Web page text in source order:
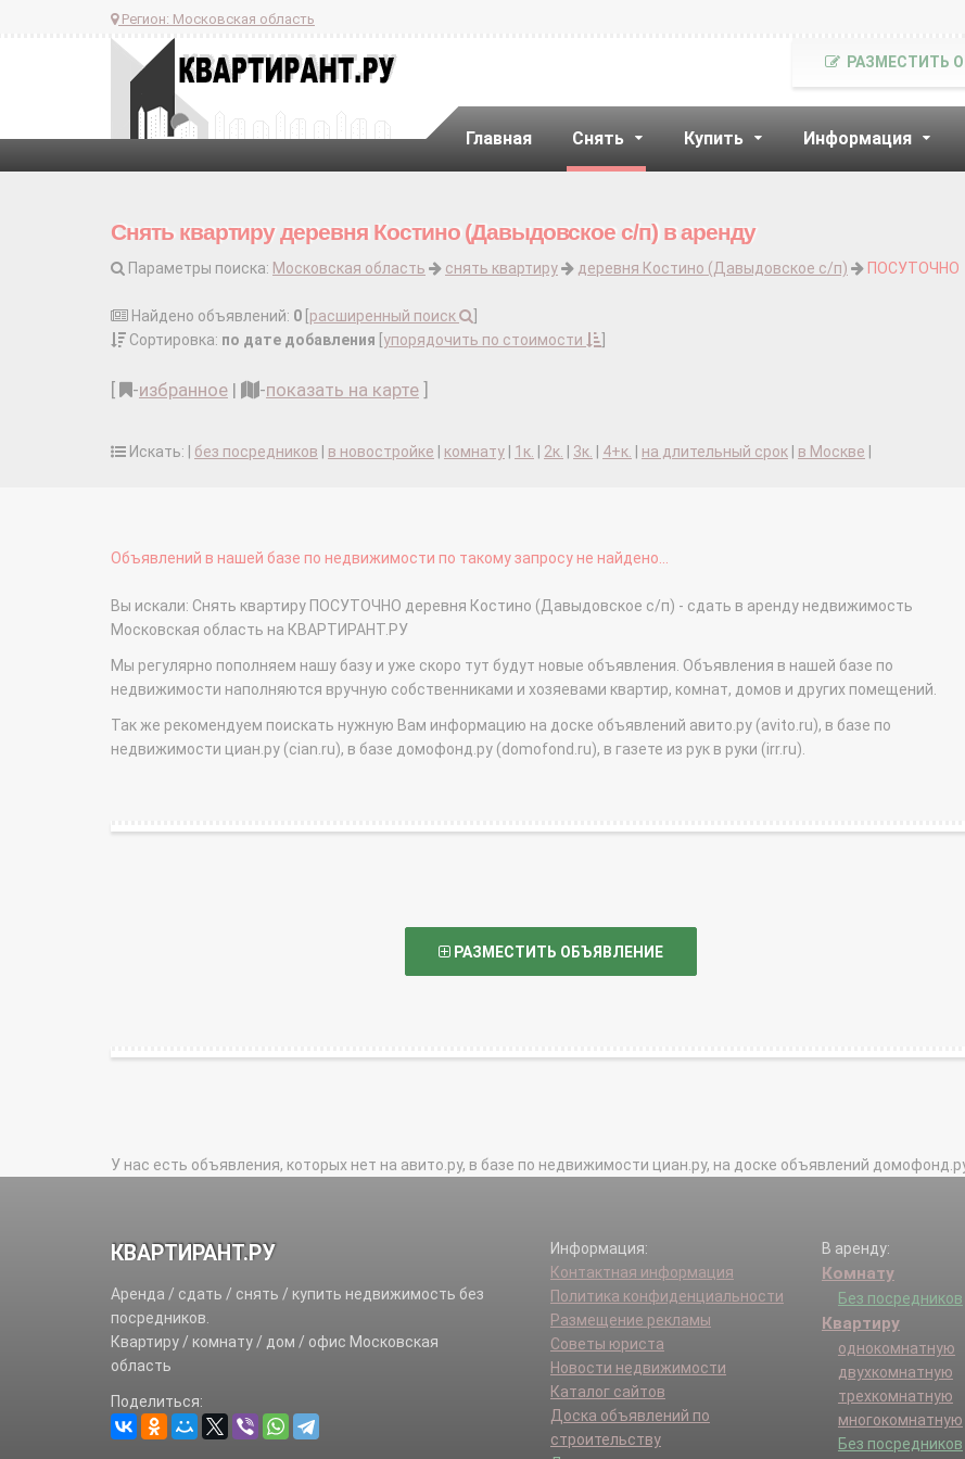
Регион: Московская область
Главная Снять Купить Информация
РАЗМЕСТИТЬ
Снять квартиру деревня Костино (Давыдовское с/п) в аренду
Параметры поиска: Московская область снять квартиру деревня Костино (Давыдовское с/п) ПОСУТОЧНО
Найдено объявлений: 0 расширенный поиск
Сортировка: по дате добавления упорядочить по стоимости
-избранное | -показать на карте
Искать: | без посредников в новостройке комнату 1к. 2к. 3к. 4+к. на длительный срок в Москве
Объявлений в нашей базе по недвижимости по такому запросу не найдено...
Вы искали: Снять квартиру ПОСУТОЧНО деревня Костино (Давыдовское с/п) - сдать в аренду недвижимость
Московская область на КВАРТИРАНТ.РУ
Мы регулярно пополняем нашу базу и уже скоро тут будут новые объявления. Объявления в нашей базе по
недвижимости наполняются вручную собственниками и хозяевами квартир, комнат, домов и других помещений.
Так же рекомендуем поискать нужную Вам информацию на доске объявлений авито.ру (avito.ru), в базе по
недвижимости циан.ру (cian.ru), в базе домофонд.ру (domofond.ru), в газете из рук в руки (irr.ru).
РАЗМЕСТИТЬ ОБЪЯВЛЕНИЕ
У нас есть объявления, которых нет на авито.ру, в базе по недвижимости циан.ру, на доске объявлений домофонд.ру
КВАРТИРАНТ.РУ
Аренда / сдать / снять / купить недвижимость без
посредников.
Квартиру / комнату / дом / офис Московская
область
Поделиться:
Информация:
Контактная информация
Политика конфиденциальности
Размещение рекламы
Советы юриста
Новости недвижимости
Каталог сайтов
Доска объявлений по
строительству
В аренду:
Комнату
Без посредников
Квартиру
однокомнатную
двухкомнатную
трехкомнатную
многокомнатную
Без посредников